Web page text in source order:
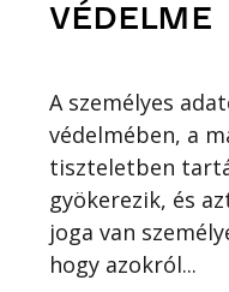
VÉDELME
A személyes
védelmében, a
tiszteletben
gyökerezik, és
joga van
hogy azokról...